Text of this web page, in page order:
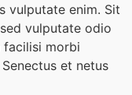
vulputate enim. Sit
vulputate odio
facilisi morbi
et netus